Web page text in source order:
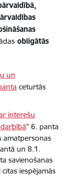
obligātās
un
ceturtās
interešu
” 6. panta
amatpersonas
un 8.1.
savienošanas
iespējamās